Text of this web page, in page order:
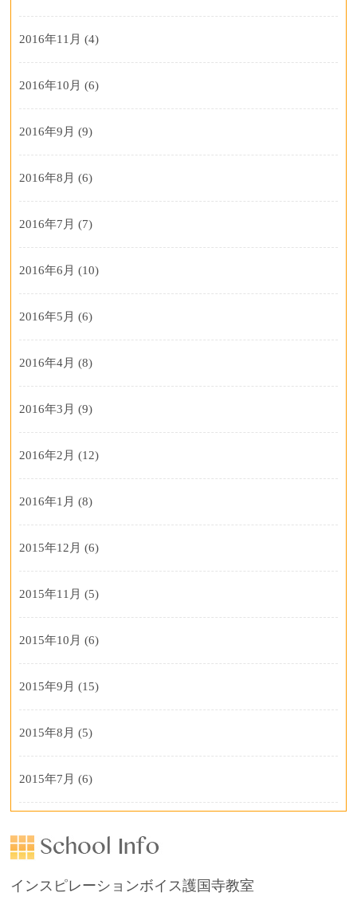
2016年11月 (4)
2016年10月 (6)
2016年9月 (9)
2016年8月 (6)
2016年7月 (7)
2016年6月 (10)
2016年5月 (6)
2016年4月 (8)
2016年3月 (9)
2016年2月 (12)
2016年1月 (8)
2015年12月 (6)
2015年11月 (5)
2015年10月 (6)
2015年9月 (15)
2015年8月 (5)
2015年7月 (6)
インスピレーションボイス護国寺教室